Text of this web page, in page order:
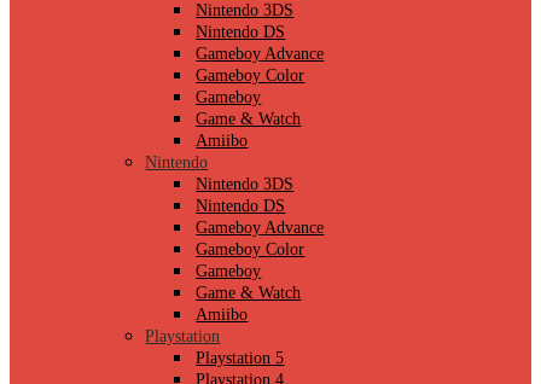
Nintendo 3DS
Nintendo DS
Gameboy Advance
Gameboy Color
Gameboy
Game & Watch
Amiibo
Nintendo
Nintendo 3DS
Nintendo DS
Gameboy Advance
Gameboy Color
Gameboy
Game & Watch
Amiibo
Playstation
Playstation 5
Playstation 4